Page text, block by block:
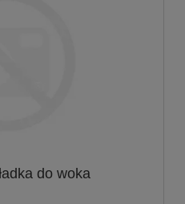
do woka